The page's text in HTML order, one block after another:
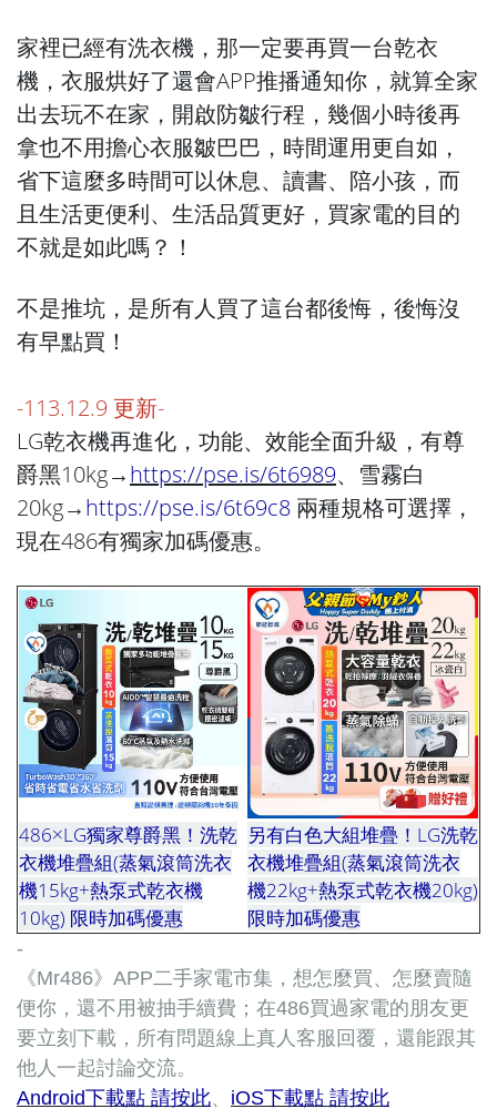
家裡已經有洗衣機，那一定要再買一台乾衣
機，衣服烘好了還會APP推播通知你，就算全家
出去玩不在家，開啟防皺行程，幾個小時後再
拿也不用擔心衣服皺巴巴，時間運用更自如，
省下這麼多時間可以休息、讀書、陪小孩，而
且生活更便利、生活品質更好，買家電的目的
不就是如此嗎？！
不是推坑，是所有人買了這台都後悔，後悔沒
有早點買！
-113.12.9 更新-
LG乾衣機再進化，功能、效能全面升級，有尊
爵黑10kg→https://pse.is/6t6989、雪霧白
20kg→https://pse.is/6t69c8 兩種規格可選擇，
現在486有獨家加碼優惠。
486×LG獨家尊爵黑！洗乾
衣機堆疊組(蒸氣滾筒洗衣
機15kg+熱泵式乾衣機
10kg) 限時加碼優惠
另有白色大組堆疊！LG洗乾
衣機堆疊組(蒸氣滾筒洗衣
機22kg+熱泵式乾衣機20kg)
限時加碼優惠
-
《Mr486》APP二手家電市集，想怎麼買、怎麼賣隨
便你，還不用被抽手續費；在486買過家電的朋友更
要立刻下載，所有問題線上真人客服回覆，還能跟其
他人一起討論交流。
Android下載點 請按此、 iOS下載點 請按此